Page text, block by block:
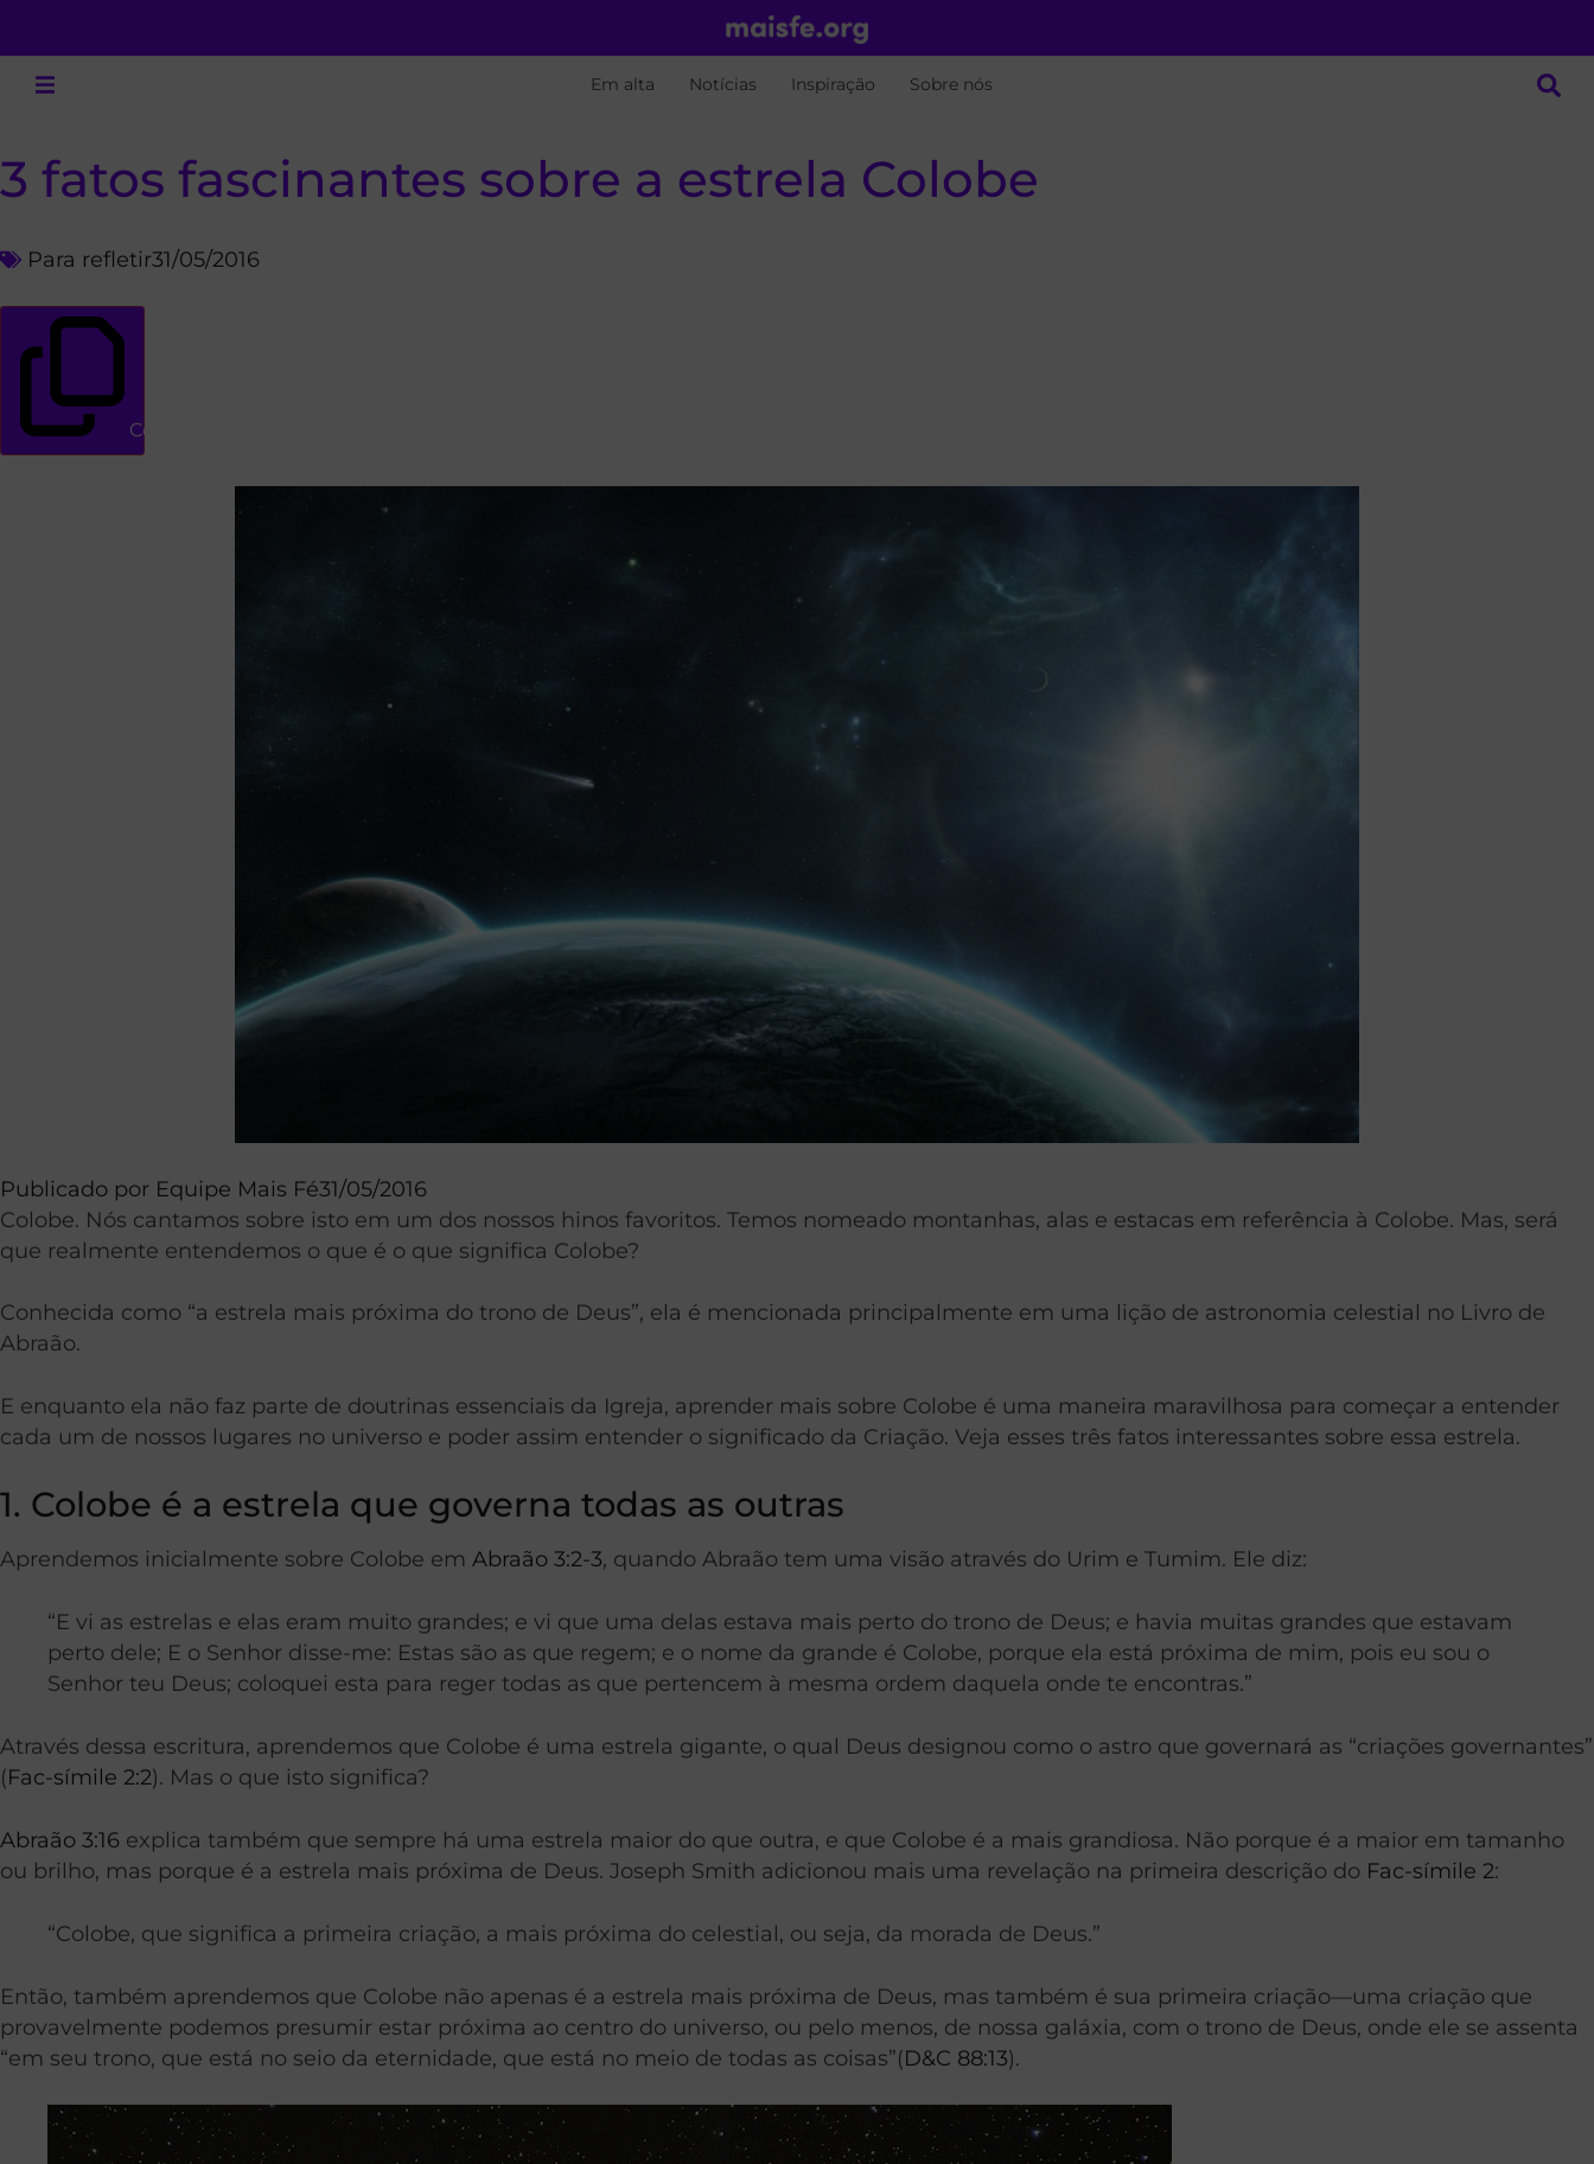
Em alta Notícias Inspiração Sobre nós
3 fatos fascinantes sobre a estrela Colobe
Para refletir31/05/2016
Copiar link
Publicado por Equipe Mais Fé31/05/2016
Colobe. Nós cantamos sobre isto em um dos nossos hinos favoritos. Temos nomeado montanhas, alas e estacas em referência à Colobe. Mas, será
que realmente entendemos o que é o que significa Colobe?
Conhecida como “a estrela mais próxima do trono de Deus”, ela é mencionada principalmente em uma lição de astronomia celestial no Livro de
Abraão.
E enquanto ela não faz parte de doutrinas essenciais da Igreja, aprender mais sobre Colobe é uma maneira maravilhosa para começar a entender
cada um de nossos lugares no universo e poder assim entender o significado da Criação. Veja esses três fatos interessantes sobre essa estrela.
1. Colobe é a estrela que governa todas as outras
Aprendemos inicialmente sobre Colobe em Abraão 3:2-3, quando Abraão tem uma visão através do Urim e Tumim. Ele diz:
“E vi as estrelas e elas eram muito grandes; e vi que uma delas estava mais perto do trono de Deus; e havia muitas grandes que estavam
perto dele; E o Senhor disse-me: Estas são as que regem; e o nome da grande é Colobe, porque ela está próxima de mim, pois eu sou o
Senhor teu Deus; coloquei esta para reger todas as que pertencem à mesma ordem daquela onde te encontras.”
Através dessa escritura, aprendemos que Colobe é uma estrela gigante, o qual Deus designou como o astro que governará as “criações governantes”
(Fac-símile 2:2). Mas o que isto significa?
Abraão 3:16 explica também que sempre há uma estrela maior do que outra, e que Colobe é a mais grandiosa. Não porque é a maior em tamanho
ou brilho, mas porque é a estrela mais próxima de Deus. Joseph Smith adicionou mais uma revelação na primeira descrição do Fac-símile 2:
“Colobe, que significa a primeira criação, a mais próxima do celestial, ou seja, da morada de Deus.”
Então, também aprendemos que Colobe não apenas é a estrela mais próxima de Deus, mas também é sua primeira criação—uma criação que
provavelmente podemos presumir estar próxima ao centro do universo, ou pelo menos, de nossa galáxia, com o trono de Deus, onde ele se assenta
“em seu trono, que está no seio da eternidade, que está no meio de todas as coisas”(D&C 88:13).